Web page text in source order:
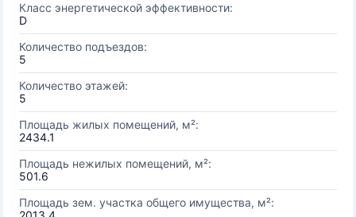
Класс энергетической эффективности:
D
Количество подъездов:
5
Количество этажей:
5
Площадь жилых помещений, м²:
2434.1
Площадь нежилых помещений, м²:
501.6
Площадь зем. участка общего имущества, м²: